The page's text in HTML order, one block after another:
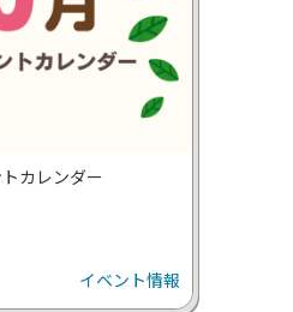
カレンダー
イベント情報